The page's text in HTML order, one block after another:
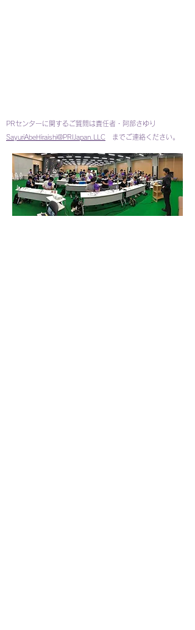
PRセンターに関するご質問は責任者・阿部さゆり
SayuriAbeHiraishi@PRIJapan.LLC までご連絡ください。